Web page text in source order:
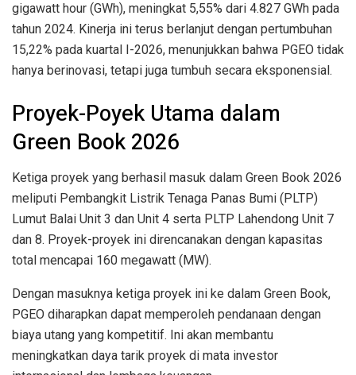
gigawatt hour (GWh), meningkat 5,55% dari 4.827 GWh pada
tahun 2024. Kinerja ini terus berlanjut dengan pertumbuhan
15,22% pada kuartal I-2026, menunjukkan bahwa PGEO tidak
hanya berinovasi, tetapi juga tumbuh secara eksponensial.
Proyek-Poyek Utama dalam
Green Book 2026
Ketiga proyek yang berhasil masuk dalam Green Book 2026
meliputi Pembangkit Listrik Tenaga Panas Bumi (PLTP)
Lumut Balai Unit 3 dan Unit 4 serta PLTP Lahendong Unit 7
dan 8. Proyek-proyek ini direncanakan dengan kapasitas
total mencapai 160 megawatt (MW).
Dengan masuknya ketiga proyek ini ke dalam Green Book,
PGEO diharapkan dapat memperoleh pendanaan dengan
biaya utang yang kompetitif. Ini akan membantu
meningkatkan daya tarik proyek di mata investor